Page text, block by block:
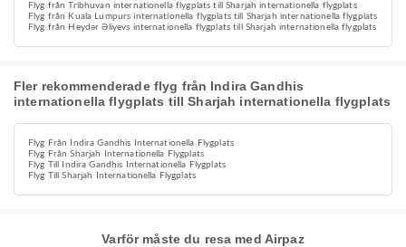
Flyg från Tribhuvan internationella flygplats till Sharjah internationella flygplats
Flyg från Kuala Lumpurs internationella flygplats till Sharjah internationella flygplats
Flyg från Heydər Əliyevs internationella flygplats till Sharjah internationella flygplats
Fler rekommenderade flyg från Indira Gandhis
internationella flygplats till Sharjah internationella flygplats
Flyg Från Indira Gandhis Internationella Flygplats
Flyg Från Sharjah Internationella Flygplats
Flyg Till Indira Gandhis Internationella Flygplats
Flyg Till Sharjah Internationella Flygplats
Varför måste du resa med Airpaz